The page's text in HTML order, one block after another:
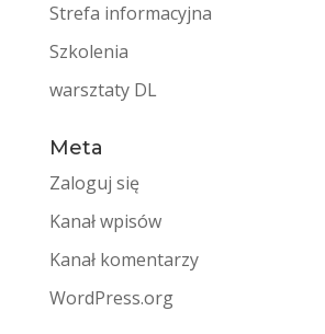
Strefa informacyjna
Szkolenia
warsztaty DL
Meta
Zaloguj się
Kanał wpisów
Kanał komentarzy
WordPress.org